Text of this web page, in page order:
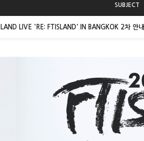
SUBJECT
LIVE 'RE: FTISLAND' IN BANGKOK 2차 안내